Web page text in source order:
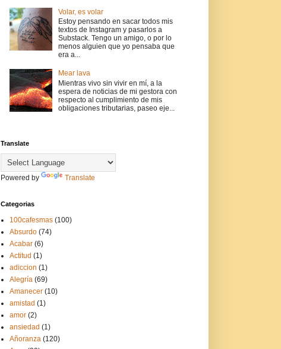
Volar, es volar
Estoy pensando en sacar todos mis
textos de Instagram y pasarlos a
Substack. Tengo un amigo, o por lo
menos alguien que yo pensaba que
era a...
Mear lava
Mientras vivo sin vivir en mí, a la
espera de noticias de mi gestora con
respecto al cumplimiento de mis
obligaciones tributarias, paseo eje...
Translate
Powered by Translate
Categorias
100cafesmas (100)
Absurdo (74)
Acabar (6)
Actitud (1)
adiccion (1)
Alegría (69)
Amanecer (10)
amistad (1)
amor (2)
ansiedad (1)
Añoranza (120)